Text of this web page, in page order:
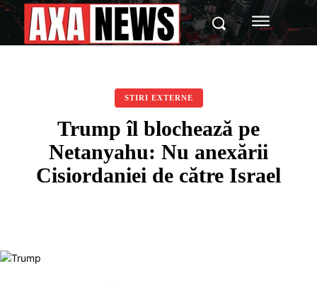
STIRI EXTERNE
Trump îl blochează pe
Netanyahu: Nu anexării
Cisiordaniei de către Israel